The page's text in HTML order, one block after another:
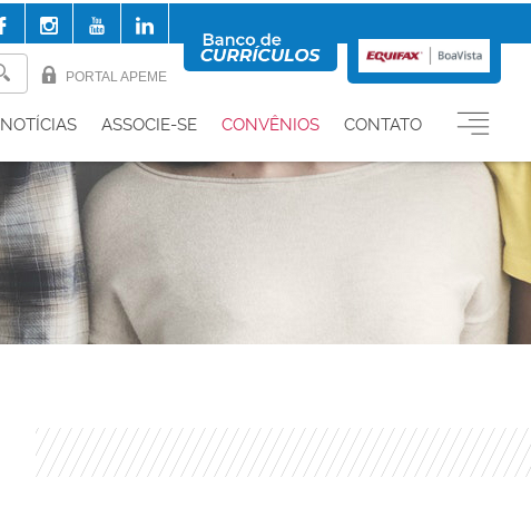
PORTAL APEME
NOTÍCIAS ASSOCIE-SE CONVÊNIOS CONTATO